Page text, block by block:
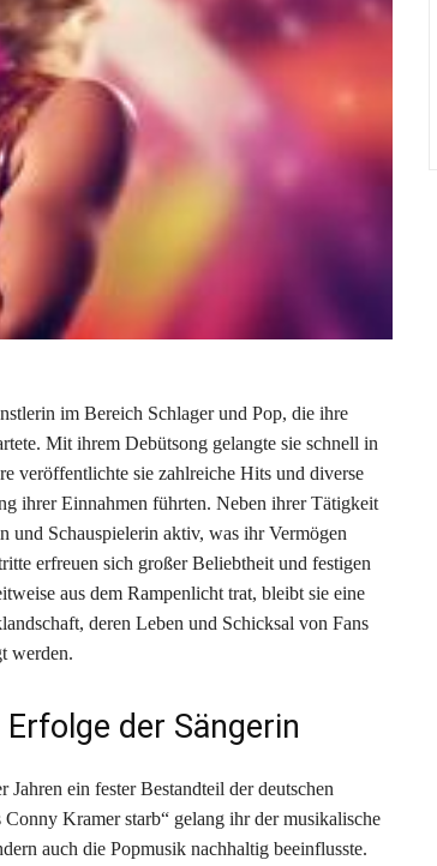
im Bereich Schlager und Pop, die ihre
Mit ihrem Debütsong gelangte sie schnell in
veröffentlichte sie zahlreiche Hits und diverse
ihrer Einnahmen führten. Neben ihrer Tätigkeit
und Schauspielerin aktiv, was ihr Vermögen
erfreuen sich großer Beliebtheit und festigen
aus dem Rampenlicht trat, bleibt sie eine
deren Leben und Schicksal von Fans
werden.
der Sängerin
ein fester Bestandteil der deutschen
Kramer starb“ gelang ihr der musikalische
auch die Popmusik nachhaltig beeinflusste.